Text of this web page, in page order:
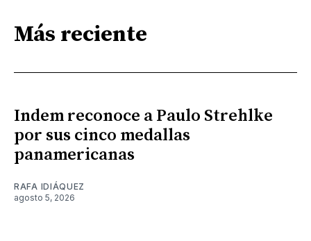
Más reciente
Indem reconoce a Paulo Strehlke
por sus cinco medallas
panamericanas
RAFA IDIÁQUEZ
agosto 5, 2026